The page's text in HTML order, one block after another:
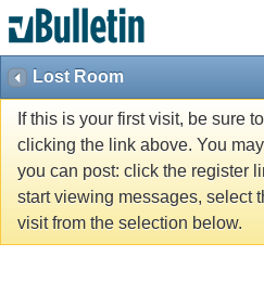
Lost Room
If this is your first visit, be sure
clicking the link above. You
you can post: click the register
start viewing messages, select
visit from the selection below.